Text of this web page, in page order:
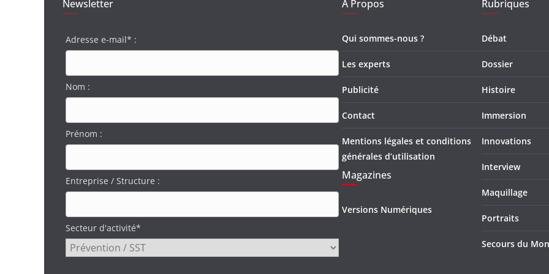
Newsletter
Adresse e-mail* :
Nom :
Prénom :
Entreprise / Structure :
Secteur d'activité*
A Propos
Qui sommes-nous ?
Les experts
Publicité
Contact
Mentions légales et conditions
générales d’utilisation
Magazines
Versions Numériques
Rubriques
Débat
Dossier
Histoire
Immersion
Innovations
Interview
Maquillage
Portraits
Secours du